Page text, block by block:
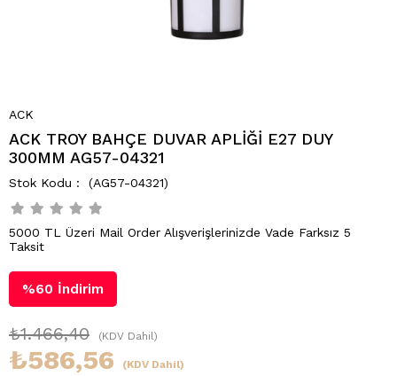
ACK
ACK TROY BAHÇE DUVAR APLİĞİ E27 DUY
300MM AG57-04321
(AG57-04321)
5000 TL Üzeri Mail Order Alışverişlerinizde Vade Farksız 5
Taksit
%60 İndirim
₺1.466,40 (KDV Dahil)
₺586,56 (KDV Dahil)